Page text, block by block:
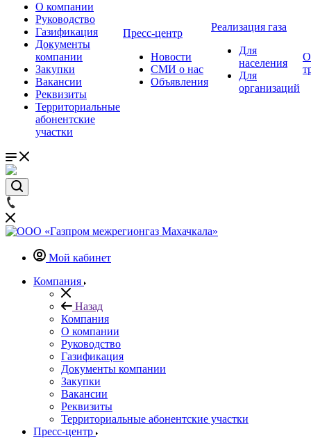
О компании
Руководство
Газификация
Документы
компании
Закупки
Вакансии
Реквизиты
Территориальные
абонентские
участки
Пресс-центр
Новости
СМИ о нас
Объявления
Реализация газа
Для
населения
Для
организаций
Мой кабинет
Компания
Назад
Компания
О компании
Руководство
Газификация
Документы компании
Закупки
Вакансии
Реквизиты
Территориальные абонентские участки
Пресс-центр